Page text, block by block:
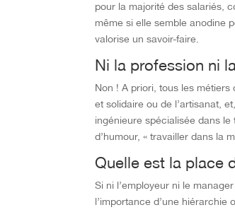
pour la majorité des salariés,
même si elle semble anodine
valorise un savoir-faire.
Ni la profession ni
Non ! A priori, tous les
et solidaire ou de l’artisanat,
ingénieure spécialisée dans
d’humour, « travailler dans la
Quelle est la place
Si ni l’employeur ni le
l’importance d’une